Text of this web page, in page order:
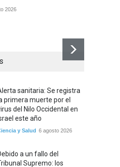
2026
sanitaria: Se registra
primera muerte por el
del Nilo Occidental en
este año
y Salud 6 agosto 2026
a un fallo del
Supremo: los